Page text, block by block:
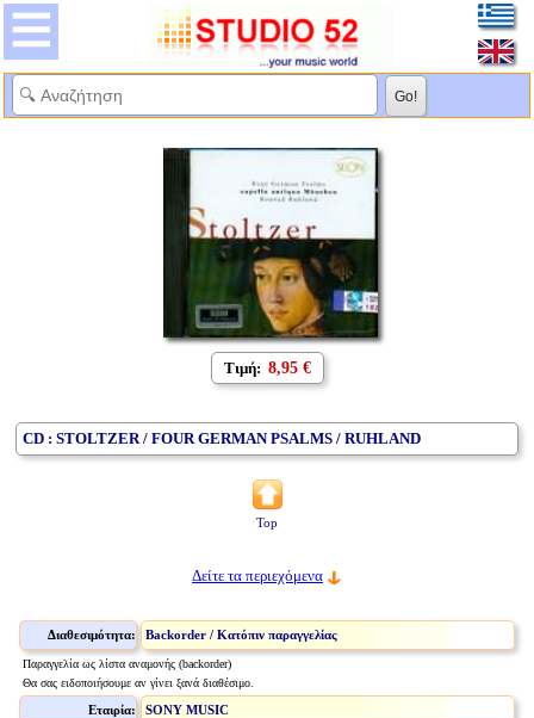
Τιμή: 8,95 €
CD : STOLTZER / FOUR GERMAN PSALMS / RUHLAND
Top
Δείτε τα περιεχόμενα
Διαθεσιμότητα: Backorder / Κατόπιν παραγγελίας
Παραγγελία ως λίστα αναμονής (backorder)
Θα σας ειδοποιήσουμε αν γίνει ξανά διαθέσιμο.
Εταιρία: SONY MUSIC